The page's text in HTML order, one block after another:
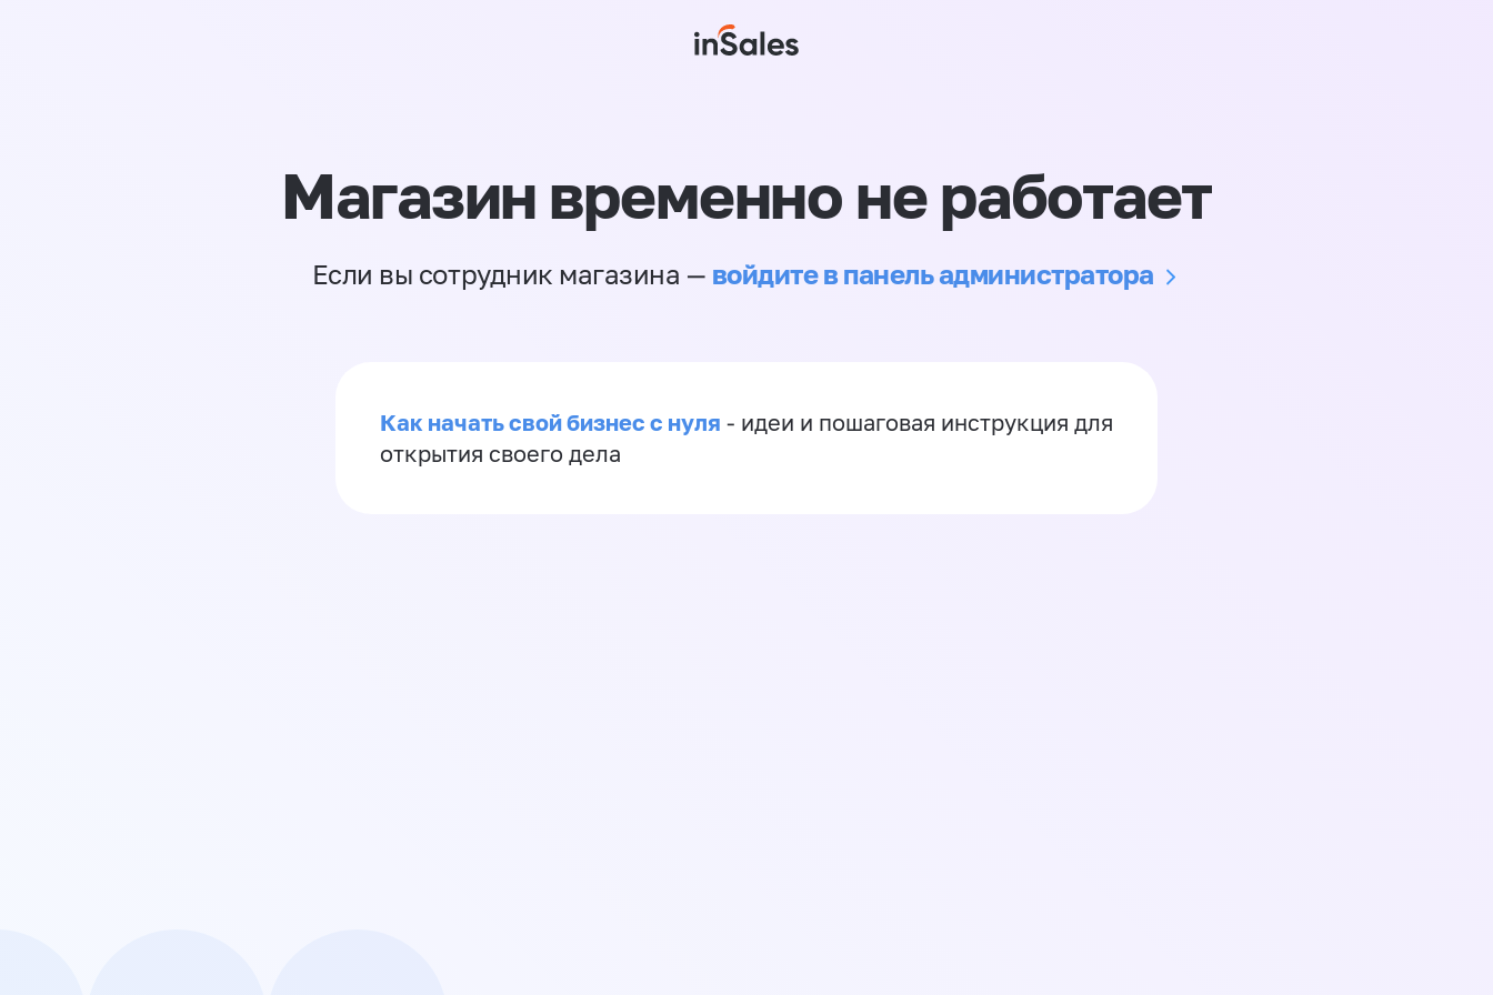
Магазин временно не работает
Если вы сотрудник магазина — войдите в панель администратора
Как начать свой бизнес с нуля - идеи и пошаговая инструкция для
открытия своего дела